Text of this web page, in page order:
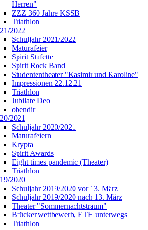
Herren"
ZZZ 360 Jahre KSSB
Triathlon
2022
Schuljahr 2021/2022
Maturafeier
Spirit Stafette
Spirit Rock Band
Studententheater "Kasimir und Karoline"
Impressionen 22.12.21
Triathlon
Jubilate Deo
obendir
2021
Schuljahr 2020/2021
Maturafeiern
Krypta
Spirit Awards
Eight times pandemic (Theater)
Triathlon
2020
Schuljahr 2019/2020 vor 13. März
Schuljahr 2019/2020 nach 13. März
Theater "Sommernachtstraum"
Brückenwettbewerb, ETH unterwegs
Triathlon